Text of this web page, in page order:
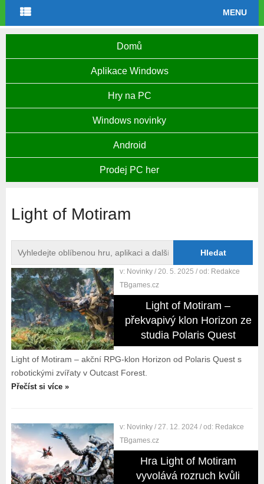
MENU
Domů
Aplikace Windows
Hry na PC
Windows novinky
Android
Prodej PC her
Light of Motiram
v: Novinky / 20. 5. 2025 / od: Redakce
TBgames.cz
Light of Motiram –
překvapivý klon Horizon ze
studia Polaris Quest
Light of Motiram – akční RPG-klon Horizon od Polaris Quest s
robotickými zvířaty v Outcast Forest.
Přečíst si více »
v: Novinky / 27. 12. 2024 / od: Redakce
TBgames.cz
Hra Light of Motiram
vyvolává rozruch kvůli